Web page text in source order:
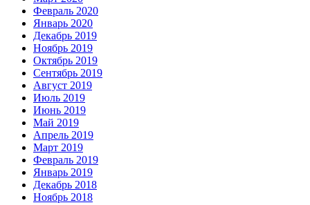
Февраль 2020
Январь 2020
Декабрь 2019
Ноябрь 2019
Октябрь 2019
Сентябрь 2019
Август 2019
Июль 2019
Июнь 2019
Май 2019
Апрель 2019
Март 2019
Февраль 2019
Январь 2019
Декабрь 2018
Ноябрь 2018